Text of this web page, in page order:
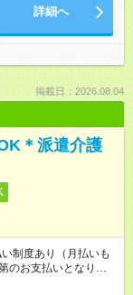
詳細へ
掲載日：2026.08.04
＊派遣介護
制度あり（月払いも
のお支払いとなりま